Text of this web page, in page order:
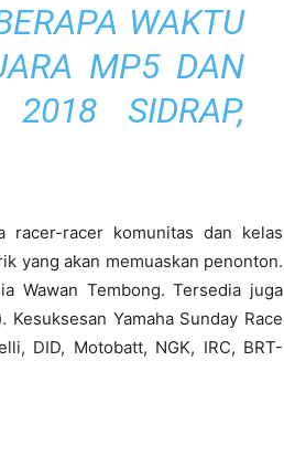
WAKTU
MP5 DAN
SIDRAP,
racer-racer komunitas dan kelas
yang akan memuaskan penonton.
Wawan Tembong. Tersedia juga
Yamaha Sunday Race
DID, Motobatt, NGK, IRC, BRT-